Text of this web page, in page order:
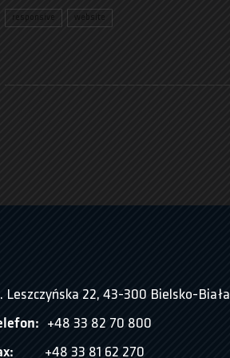
responsive website
Leszczyńska 22, 43-300 Bielsko-Biała
+48 33 82 70 800
+48 33 81 62 270